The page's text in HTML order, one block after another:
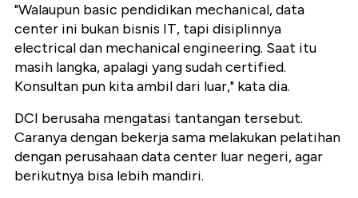
"Walaupun basic pendidikan mechanical, data
center ini bukan bisnis IT, tapi disiplinnya
electrical dan mechanical engineering. Saat itu
masih langka, apalagi yang sudah certified.
Konsultan pun kita ambil dari luar," kata dia.
DCI berusaha mengatasi tantangan tersebut.
Caranya dengan bekerja sama melakukan pelatihan
dengan perusahaan data center luar negeri, agar
berikutnya bisa lebih mandiri.